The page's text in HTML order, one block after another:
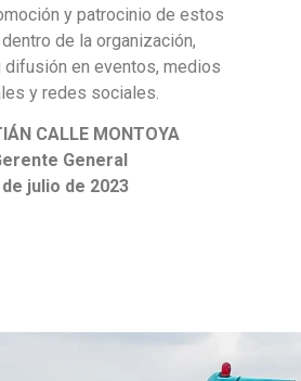
y patrocinio de estos
de la organización,
difusión en eventos, medios
y redes sociales.
CALLE MONTOYA
General
julio de 2023